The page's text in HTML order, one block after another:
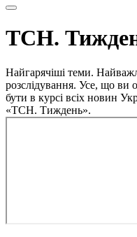
ТСН.
Найгарячіші теми.
розслідування. Усе, що ви
бути в курсі всіх новин
«ТСН. Тиждень».